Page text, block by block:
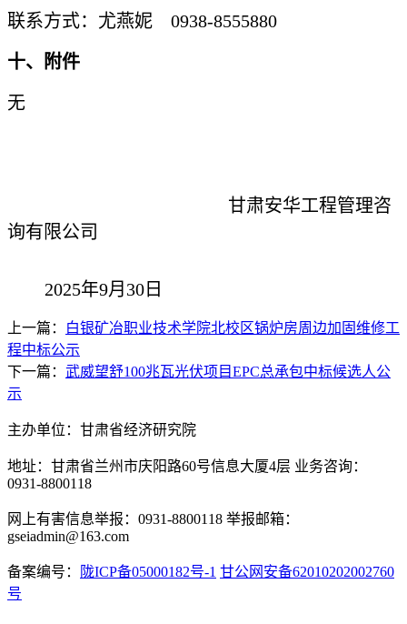
联系方式：尤燕妮 0938-8555880
十、附件
无
甘肃安华工程管理咨
询有限公司
2025年9月 30 日
上一篇：
白银矿冶职业技术学院北校区锅炉房周边加固维修工
程中标公示
下一篇： 武威望舒100兆瓦光伏项目EPC总承包中标候选人公
示
主办单位：甘肃省经济研究院
地址：甘肃省兰州市庆阳路60号信息大厦4层 业务咨询：
0931-8800118
网上有害信息举报：0931-8800118 举报邮箱：
gseiadmin@163.com
备案编号： 陇ICP备05000182号-1 甘公网安备62010202002760
号